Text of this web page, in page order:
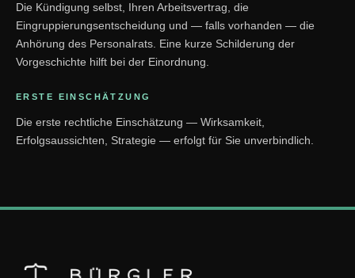
Die Kündigung selbst, Ihren Arbeitsvertrag, die
Eingruppierungsentscheidung und — falls vorhanden — die
Anhörung des Personalrats. Eine kurze Schilderung der
Vorgeschichte hilft bei der Einordnung.
ERSTE EINSCHÄTZUNG
Die erste rechtliche Einschätzung — Wirksamkeit,
Erfolgsaussichten, Strategie — erfolgt für Sie unverbindlich.